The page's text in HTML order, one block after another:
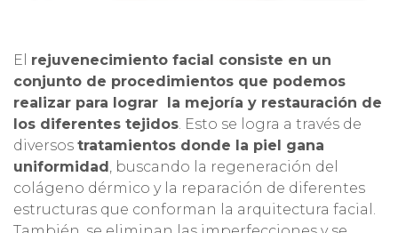
El rejuvenecimiento facial consiste en un
conjunto de procedimientos que podemos
realizar para lograr la mejoría y restauración de
los diferentes tejidos. Esto se logra a través de
diversos tratamientos donde la piel gana
uniformidad , buscando la regeneración del
colágeno dérmico y la reparación de diferentes
estructuras que conforman la arquitectura facial.